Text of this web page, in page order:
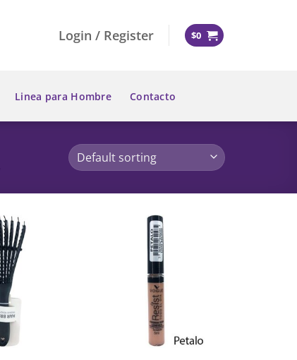
Login / Register $0
Linea para Hombre Contacto